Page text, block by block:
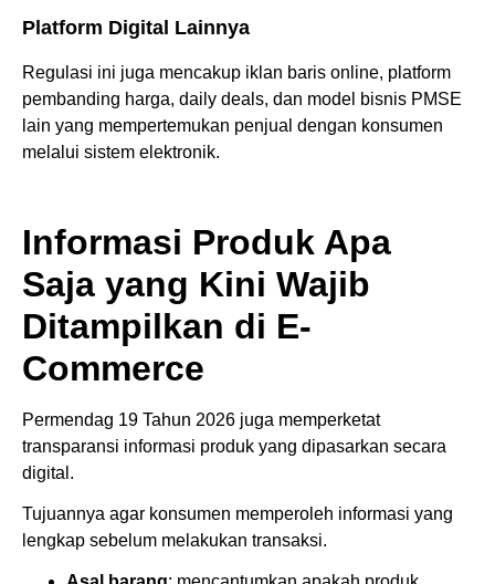
Platform Digital Lainnya
Regulasi ini juga mencakup iklan baris online, platform
pembanding harga, daily deals, dan model bisnis PMSE
lain yang mempertemukan penjual dengan konsumen
melalui sistem elektronik.
Informasi Produk Apa
Saja yang Kini Wajib
Ditampilkan di E-
Commerce
Permendag 19 Tahun 2026 juga memperketat
transparansi informasi produk yang dipasarkan secara
digital.
Tujuannya agar konsumen memperoleh informasi yang
lengkap sebelum melakukan transaksi.